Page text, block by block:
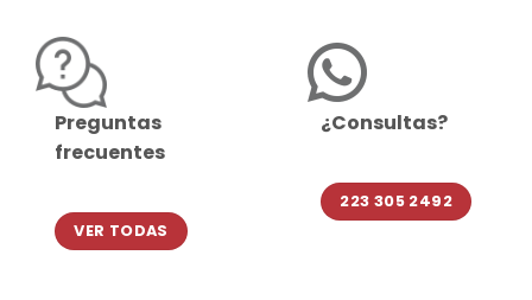
Preguntas
frecuentes
VER TODAS
¿Consultas?
223 305 2492